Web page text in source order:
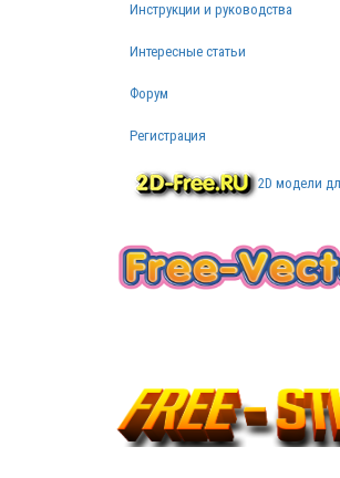
Инструкции и руководства
Интересные статьи
Форум
Регистрация
2D модели